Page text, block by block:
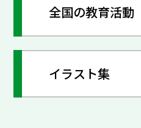
全国の教育活動
イラスト集